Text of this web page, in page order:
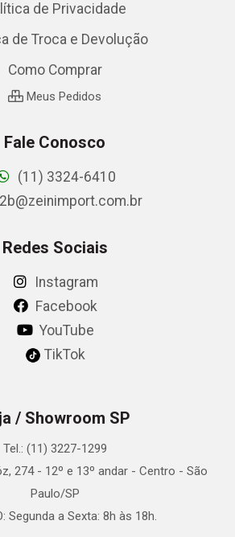
de Privacidade
de Troca e Devolução
Como Comprar
Meus Pedidos
Fale Conosco
(11) 3324-6410
Redes Sociais
Instagram
Facebook
YouTube
TikTok
/ Showroom SP
Tel.: (11) 3227-1299
274 - 12º e 13º andar - Centro - São
Paulo/SP
Segunda a Sexta: 8h às 18h.